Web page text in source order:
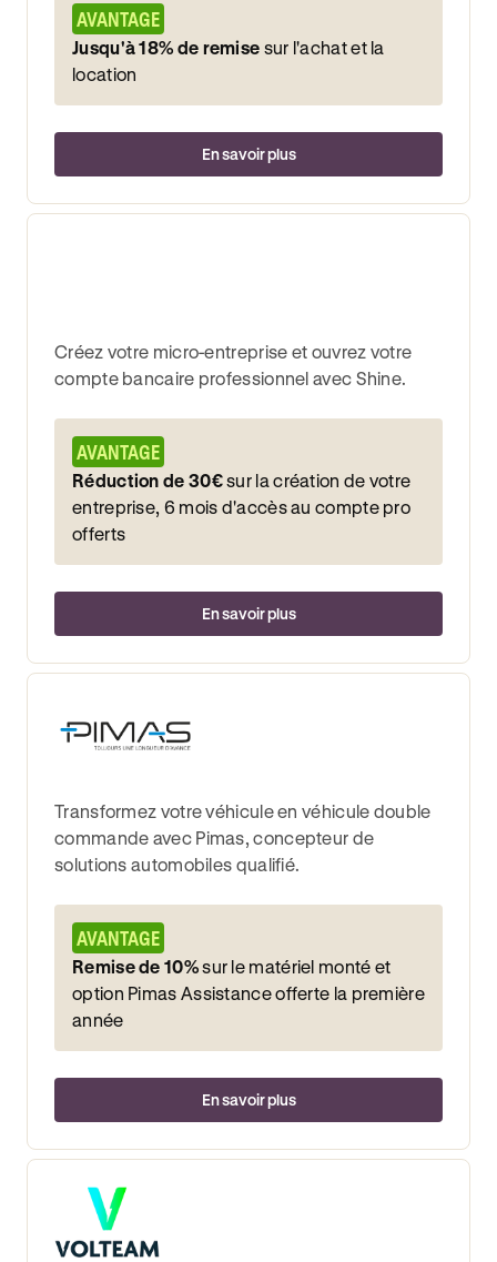
AVANTAGE
Jusqu'à 18% de remise sur l'achat et la
location
En savoir plus
Créez votre micro-entreprise et ouvrez votre
compte bancaire professionnel avec Shine.
AVANTAGE
Réduction de 30€sur la création de votre
entreprise, 6 mois d'accès au compte pro
offerts
En savoir plus
Transformez votre véhicule en véhicule double
commande avec Pimas, concepteur de
solutions automobiles qualifié.
AVANTAGE
Remise de 10%sur le matériel monté et
option Pimas Assistance offerte la première
année
En savoir plus